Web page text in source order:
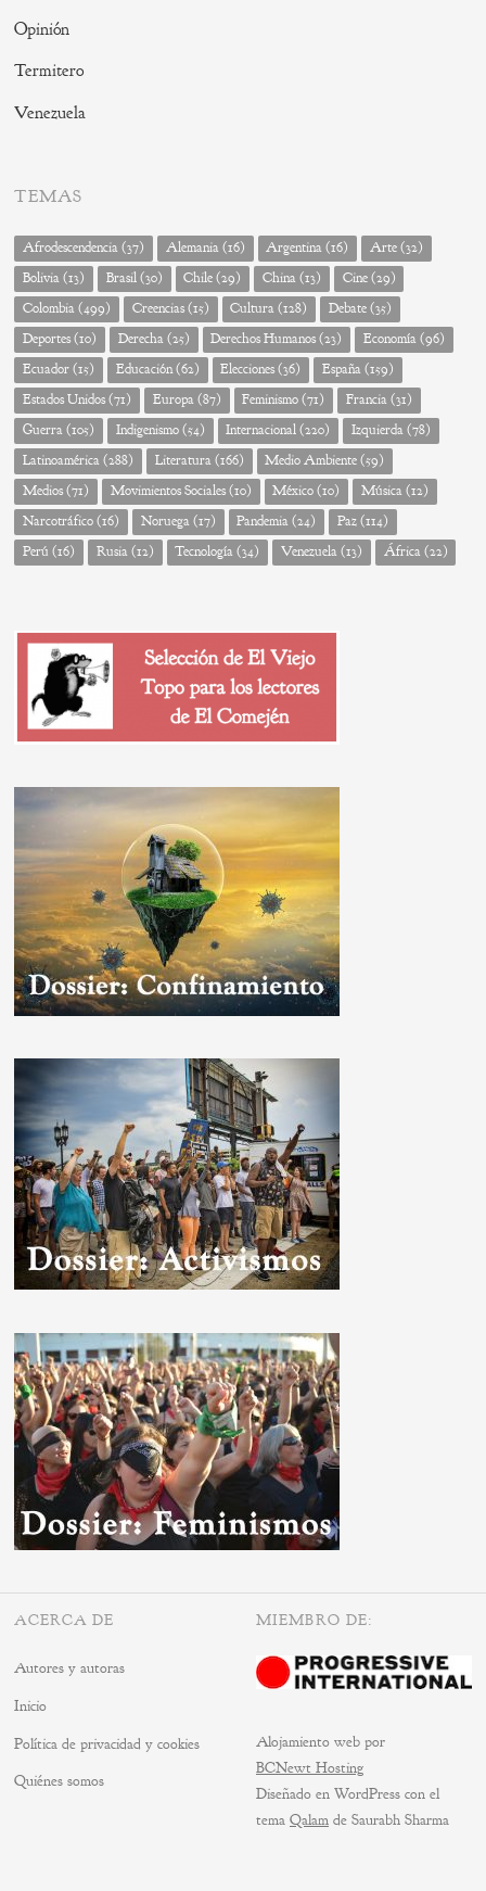
Opinión
Termitero
Venezuela
TEMAS
Afrodescendencia(37) Alemania(16) Argentina(16) Arte(32)
Bolivia(13) Brasil(30) Chile(29) China(13) Cine(29)
Colombia(499) Creencias(15) Cultura(128) Debate(35)
Deportes(10) Derecha(25) Derechos Humanos(23) Economía(96)
Ecuador(15) Educación(62) Elecciones(36) España(159)
Estados Unidos(71) Europa(87) Feminismo(71) Francia(31)
Guerra(105) Indigenismo(54) Internacional(220) Izquierda(78)
Latinoamérica(288) Literatura(166) Medio Ambiente(59)
Medios(71) Movimientos Sociales(10) México(10) Música(12)
Narcotráfico(16) Noruega(17) Pandemia(24) Paz(114)
Perú (16) Rusia(12) Tecnología(34) Venezuela(13) África(22)
ACERCA DE
Autores y autoras
Inicio
Política de privacidad y cookies
Quiénes somos
MIEMBRO DE:
Alojamiento web por
BCNewt Hosting
Diseñado en WordPress con el
tema Qalamde Saurabh Sharma